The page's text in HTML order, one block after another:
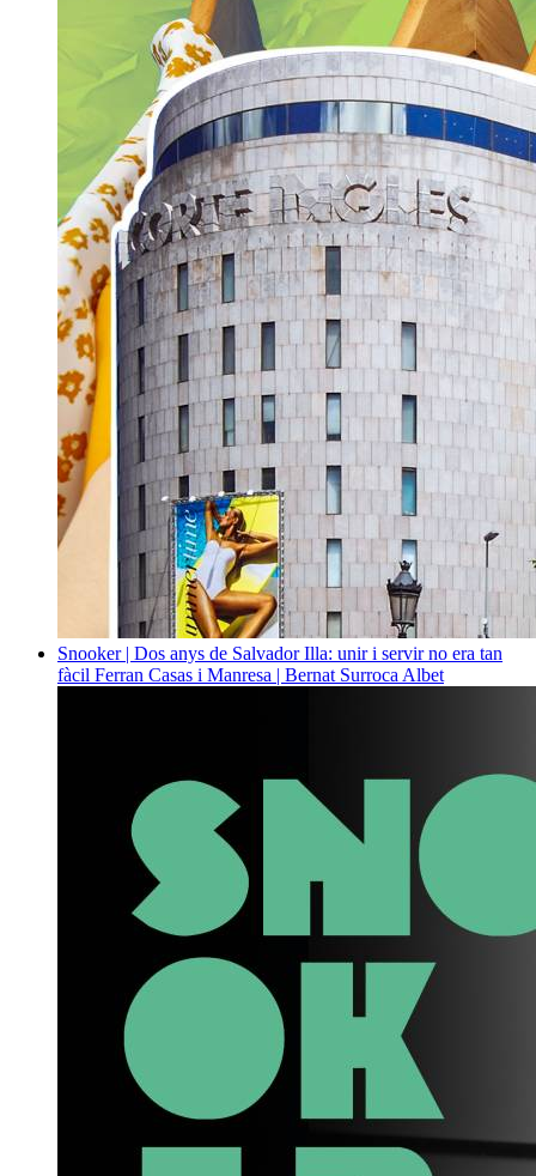
Snooker | Dos anys de Salvador Illa: unir i servir no era tan
fàcil Ferran Casas i Manresa | Bernat Surroca Albet